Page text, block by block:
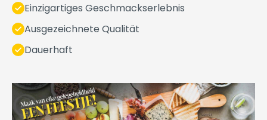
Einzigartiges Geschmackserlebnis
Ausgezeichnete Qualität
Dauerhaft